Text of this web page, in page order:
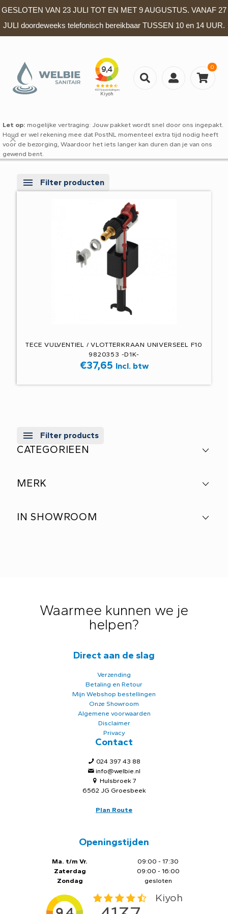
GESLOTEN VAN 23 JULI TOT EN MET 9 AUGUSTUS. VANAF 27
JULI doordeweeks telefonisch bereikbaar TUSSEN 10 en 14 UUR.
0
Let op: mogelijke vertraging: Jouw pakket wordt snel door ons ingepakt.
Houd er wel rekening mee dat PostNL momenteel extra tijd nodig heeft
voor de bezorging, Waardoor het iets langer kan duren dan je van ons
gewend bent.
✕
Filter producten
TECE VULVENTIEL / VLOTTERKRAAN UNIVERSEEL F10
9820353 -D1K-
€37,65 Incl. btw
Filter products
CATEGORIEEN
MERK
IN SHOWROOM
Waarmee kunnen we je
helpen?
Direct aan de slag
Verzending
Betaling en Retour
Mijn Webshop bestellingen
Onze Showroom
Algemene voorwaarden
Disclaimer
Privacy
Contact
024 397 43 88
info@welbie.nl
Hulsbroek 7
6562 JG Groesbeek
Plan Route
Openingstijden
Ma. t/m Vr.
Zaterdag
Zondag
09:00 - 17:30
09:00 - 16:00
gesloten